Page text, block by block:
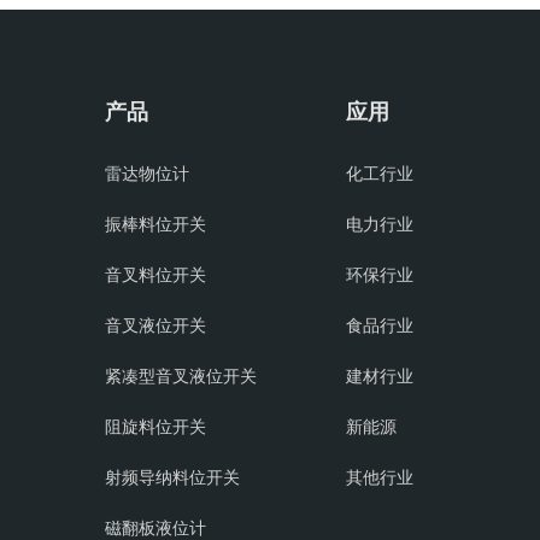
产品
雷达物位计
振棒料位开关
音叉料位开关
音叉液位开关
紧凑型音叉液位开关
阻旋料位开关
射频导纳料位开关
磁翻板液位计
应用
化工行业
电力行业
环保行业
食品行业
建材行业
新能源
其他行业